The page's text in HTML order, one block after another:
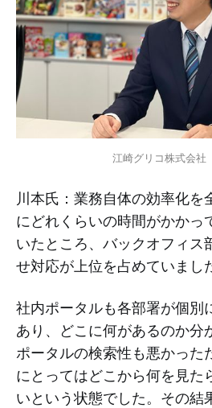
江崎グリコ株式会社
川本氏：業務自体の効率化を
にどれくらいの時間がかかっ
いたところ、バックオフィス
せ対応が上位を占めていまし
社内ポータルも各部署が個別
あり、どこに何があるのか分
ポータルの検索性も悪かった
にとってはどこから何を見た
いという状態でした。その結